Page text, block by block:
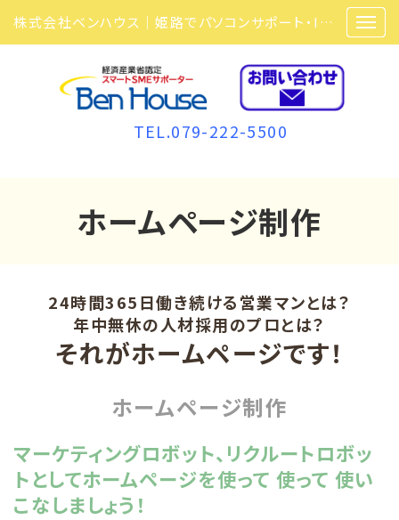
株式会社ベンハウス｜姫路でパソコンサポート・ITサポート・ITセキュリティ・複合機・ビジネスフォンなら弊社にお任せ
TEL.079-222-5500
ホームページ制作
24時間365日働き続ける営業マンとは？
年中無休の人材採用のプロとは？
それがホームページです！
ホームページ制作
マーケティングロボット、リクルートロボッ
トとしてホームページを使って 使って 使い
こなしましょう！